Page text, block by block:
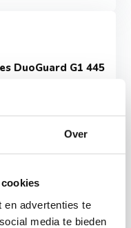
Over
en advertenties te
media te bieden
DuoGuard G1 445